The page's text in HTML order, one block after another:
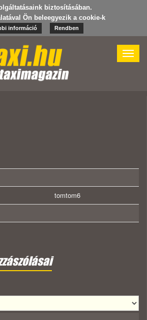
biztosításában.
Ön beleegyezik a cookie-k
információ Rendben
Toggle
tomtom6